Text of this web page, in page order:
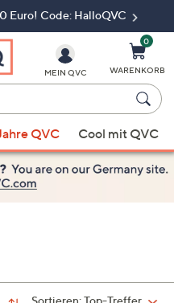
Euro! Code: HalloQVC
MEIN QVC
0
WARENKORB
QVC Cool mit QVC
Sortieren:Top-Treffer